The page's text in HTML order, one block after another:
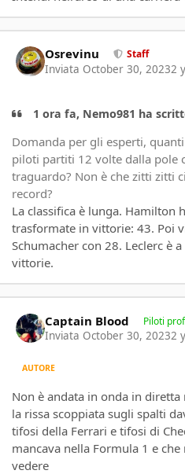
Osrevinu Staff
Inviata October 30, 20232
1 ora fa, Nemo981 ha
Domanda per gli esperti,
piloti partiti 12 volte dalla pole
traguardo? Non è che zitti zitti
record?
La classifica è lunga. Hamilton
trasformate in vittorie: 43. Poi
Schumacher con 28. Leclerc è
vittorie.
Captain Blood Piloti
Inviata October 30, 20232
AUTORE
Non è andata in onda in
la rissa scoppiata sugli spalti
tifosi della Ferrari e tifosi di
mancava nella Formula 1 e
vedere